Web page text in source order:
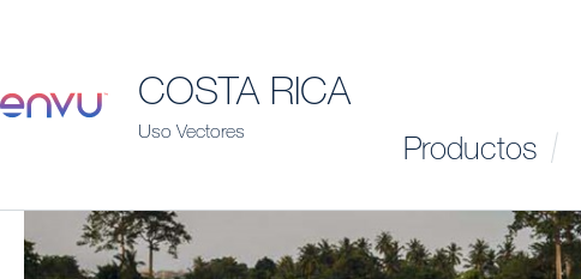
COSTA RICA
Uso Vectores Productos